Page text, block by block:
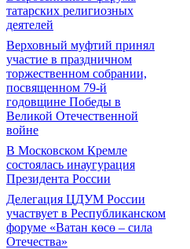
татарских религиозных
деятелей
Верховный муфтий принял
участие в праздничном
торжественном собрании,
посвященном 79-й
годовщине Победы в
Великой Отечественной
войне
В Московском Кремле
состоялась инаугурация
Президента России
Делегация ЦДУМ России
участвует в Республиканском
форуме «Ватан көсө – сила
Отечества»